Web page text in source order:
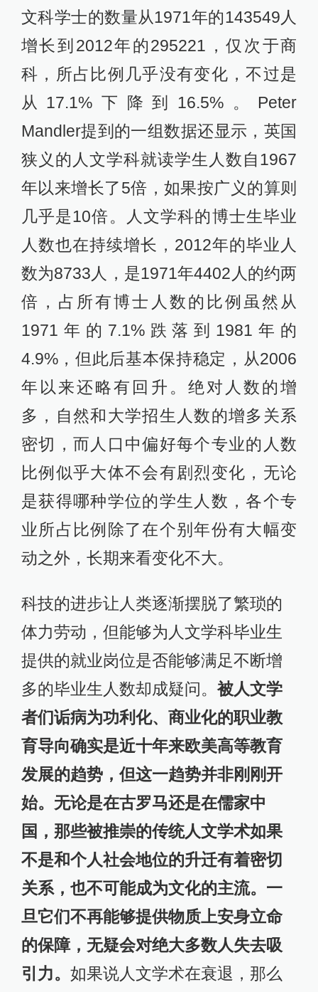
文科学士的数量从1971年的143549人
增长到2012年的295221，仅次于商
科，所占比例几乎没有变化，不过是
从17.1%下降到16.5%。Peter
Mandler提到的一组数据还显示，英国
狭义的人文学科就读学生人数自1967
年以来增长了5倍，如果按广义的算则
几乎是10倍。人文学科的博士生毕业
人数也在持续增长，2012年的毕业人
数为8733人，是1971年4402人的约两
倍，占所有博士人数的比例虽然从
1971年的7.1%跌落到1981年的
4.9%，但此后基本保持稳定，从2006
年以来还略有回升。绝对人数的增
多，自然和大学招生人数的增多关系
密切，而人口中偏好每个专业的人数
比例似乎大体不会有剧烈变化，无论
是获得哪种学位的学生人数，各个专
业所占比例除了在个别年份有大幅变
动之外，长期来看变化不大。
科技的进步让人类逐渐摆脱了繁琐的
体力劳动，但能够为人文学科毕业生
提供的就业岗位是否能够满足不断增
多的毕业生人数却成疑问。被人文学
者们诟病为功利化、商业化的职业教
育导向确实是近十年来欧美高等教育
发展的趋势，但这一趋势并非刚刚开
始。无论是在古罗马还是在儒家中
国，那些被推崇的传统人文学术如果
不是和个人社会地位的升迁有着密切
关系，也不可能成为文化的主流。一
旦它们不再能够提供物质上安身立命
的保障，无疑会对绝大多数人失去吸
引力。 如果说人文学术在衰退，那么